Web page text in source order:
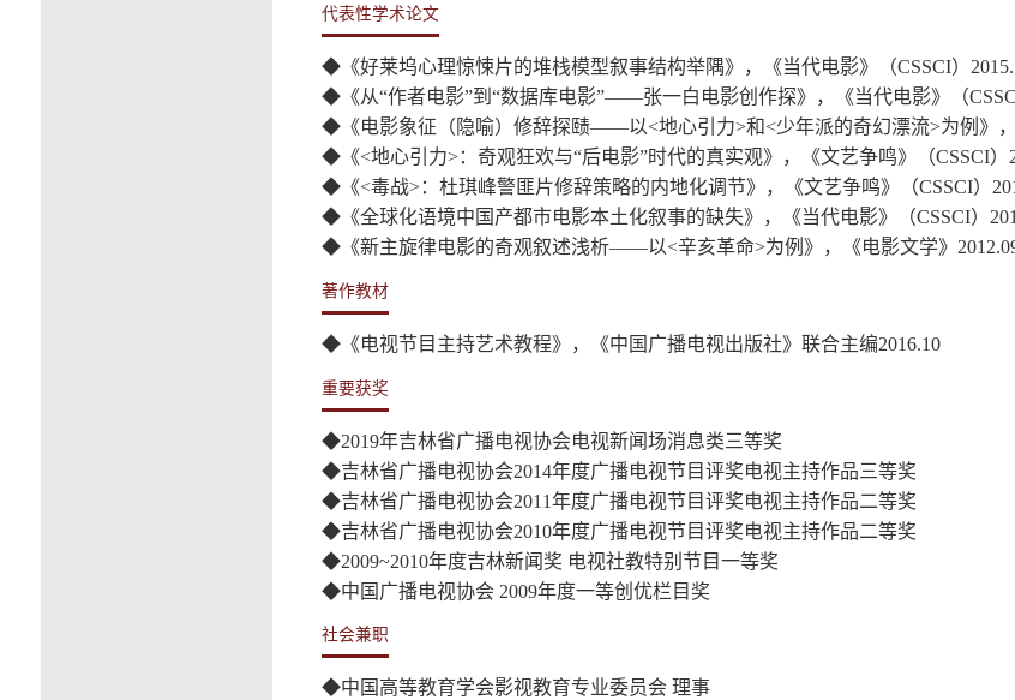
代表性学术论文
◆《好莱坞心理惊悚片的堆栈模型叙事结构举隅》，《当代电影》（CSSCI）
◆《从“作者电影”到“数据库电影”——张一白电影创作探》，《当代电影》（
◆《电影象征（隐喻）修辞探赜——以<地心引力>和<少年派的奇幻漂流>为例》
◆《<地心引力>：奇观狂欢与“后电影”时代的真实观》，《文艺争鸣》（CSSCI）
◆《<毒战>：杜琪峰警匪片修辞策略的内地化调节》，《文艺争鸣》（CSSCI）
◆《全球化语境中国产都市电影本土化叙事的缺失》，《当代电影》（CSSCI）
◆《新主旋律电影的奇观叙述浅析——以<辛亥革命>为例》，《电影文学》
著作教材
◆《电视节目主持艺术教程》，《中国广播电视出版社》联合主编2016.10
重要获奖
◆2019年吉林省广播电视协会电视新闻场消息类三等奖
◆吉林省广播电视协会2014年度广播电视节目评奖电视主持作品三等奖
◆吉林省广播电视协会2011年度广播电视节目评奖电视主持作品二等奖
◆吉林省广播电视协会2010年度广播电视节目评奖电视主持作品二等奖
◆2009~2010年度吉林新闻奖 电视社教特别节目一等奖
◆中国广播电视协会 2009年度一等创优栏目奖
社会兼职
◆中国高等教育学会影视教育专业委员会 理事